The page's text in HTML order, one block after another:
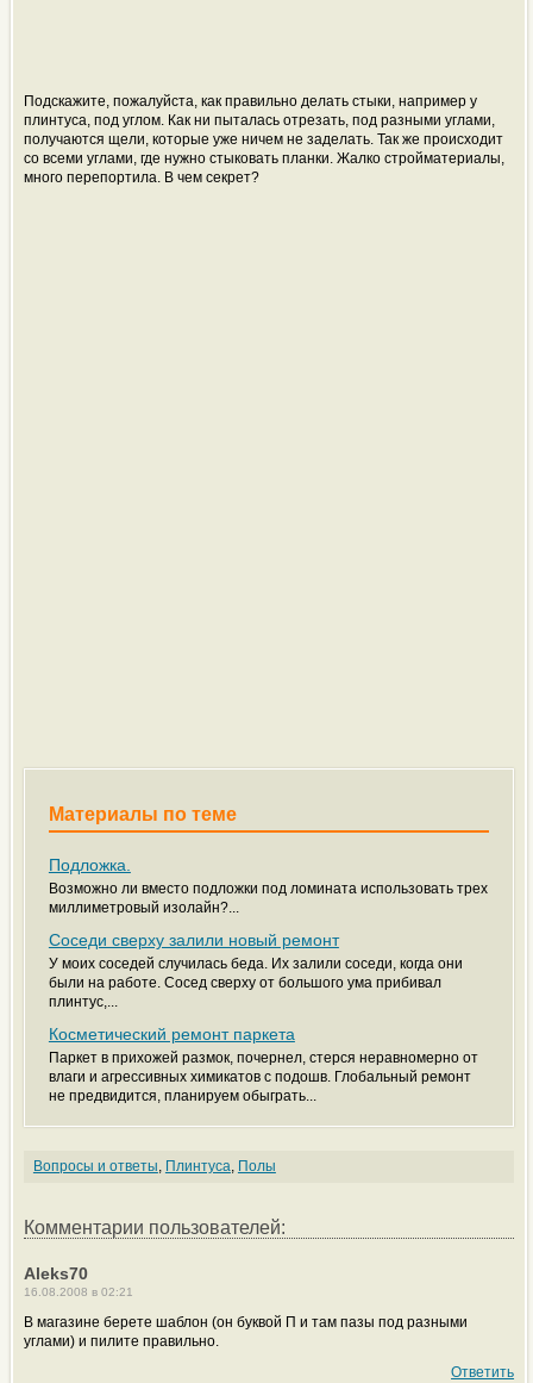
Подскажите, пожалуйста, как правильно делать стыки, например у
плинтуса, под углом. Как ни пыталась отрезать, под разными углами,
получаются щели, которые уже ничем не заделать. Так же происходит
со всеми углами, где нужно стыковать планки. Жалко стройматериалы,
много перепортила. В чем секрет?
Материалы по теме
Подложка.
Возможно ли вместо подложки под ломината использовать трех
миллиметровый изолайн?...
Соседи сверху залили новый ремонт
У моих соседей случилась беда. Их залили соседи, когда они
были на работе. Сосед сверху от большого ума прибивал
плинтус,...
Косметический ремонт паркета
Паркет в прихожей размок, почернел, стерся неравномерно от
влаги и агрессивных химикатов с подошв. Глобальный ремонт
не предвидится, планируем обыграть...
Вопросы и ответы, Плинтуса, Полы
Комментарии пользователей:
Aleks70
16.08.2008 в 02:21
В магазине берете шаблон (он буквой П и там пазы под разными
углами) и пилите правильно.
Ответить